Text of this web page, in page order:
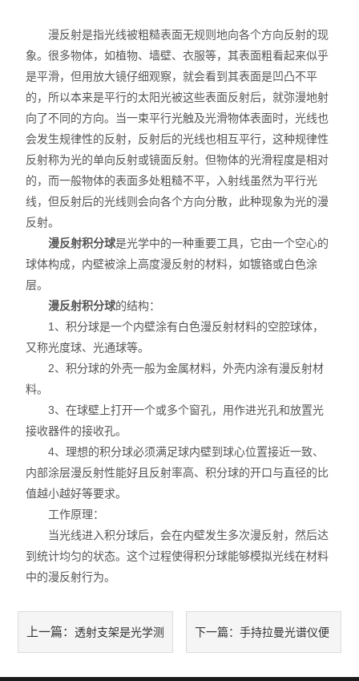
光纤器件
漫反射是指光线被粗糙表面无规则地向各个方向反射的现
象。很多物体，如植物、墙壁、衣服等，其表面粗看起来似乎
是平滑，但用放大镜仔细观察，就会看到其表面是凹凸不平
的，所以本来是平行的太阳光被这些表面反射后，就弥漫地射
向了不同的方向。当一束平行光触及光滑物体表面时，光线也
会发生规律性的反射，反射后的光线也相互平行，这种规律性
反射称为光的单向反射或镜面反射。但物体的光滑程度是相对
的，而一般物体的表面多处粗糙不平，入射线虽然为平行光
线，但反射后的光线则会向各个方向分散，此种现象为光的漫
反射。
漫反射积分球是光学中的一种重要工具，它由一个空心的
球体构成，内壁被涂上高度漫反射的材料，如镀铬或白色涂
层。
漫反射积分球的结构：
1、积分球是一个内壁涂有白色漫反射材料的空腔球体，
又称光度球、光通球等。
2、积分球的外壳一般为金属材料，外壳内涂有漫反射材
料。
3、在球壁上打开一个或多个窗孔，用作进光孔和放置光
接收器件的接收孔。
4、理想的积分球必须满足球内壁到球心位置接近一致、
内部涂层漫反射性能好且反射率高、积分球的开口与直径的比
值越小越好等要求。
工作原理：
当光线进入积分球后，会在内壁发生多次漫反射，然后达
到统计均匀的状态。这个过程使得积分球能够模拟光线在材料
中的漫反射行为。
上一篇：透射支架是光学测 下一篇： 手持拉曼光谱仪便